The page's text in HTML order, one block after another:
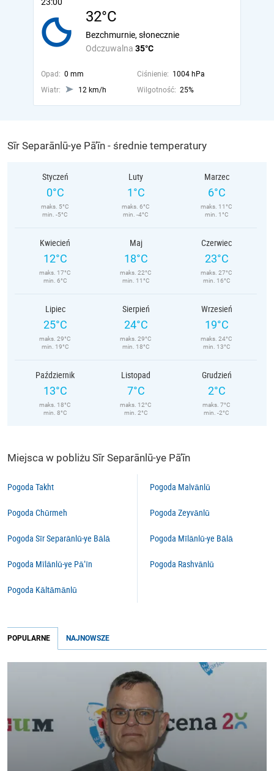
32°C
Odczuwalna 35°C
Bezchmurnie, słonecznie
Opad: 0 mm Ciśnienie: 1004 hPa
Wiatr:
12 km/h Wilgotność: 25%
Sīr Separānlū-ye Pā’īn - średnie temperatury
Styczeń
0°C
maks. 5°C
min. -5°C
Luty
1°C
maks. 6°C
min. -4°C
Marzec
6°C
maks. 11°C
min. 1°C
Kwiecień
12°C
maks. 17°C
min. 6°C
Maj
18°C
maks. 22°C
min. 11°C
Czerwiec
23°C
maks. 27°C
min. 16°C
Lipiec
25°C
maks. 29°C
min. 19°C
Sierpień
24°C
maks. 29°C
min. 18°C
Wrzesień
19°C
maks. 24°C
min. 13°C
Październik
13°C
maks. 18°C
min. 8°C
Listopad
7°C
maks. 12°C
min. 2°C
Grudzień
2°C
maks. 7°C
min. -2°C
Miejsca w pobliżu Sīr Separānlū-ye Pā’īn
Pogoda Takht
Pogoda Chūrmeh
Pogoda Sīr Separānlū-ye Bālā
Pogoda Mīlānlū-ye Pā’īn
Pogoda Kāltāmānlū
Pogoda Malvānlū
Pogoda Zeyvānlū
Pogoda Mīlānlū-ye Bālā
Pogoda Rashvānlū
POPULARNE NAJNOWSZE